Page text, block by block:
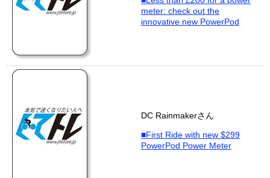
meter: check out the
innovative new PowerPod
DC Rainmakerさん
■First Ride with new $299
PowerPod Power Meter